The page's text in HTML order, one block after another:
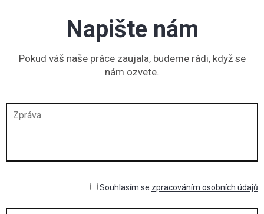
Napište nám
Pokud váš naše práce zaujala, budeme rádi, když se
nám ozvete.
Souhlasím se zpracováním osobních údajů